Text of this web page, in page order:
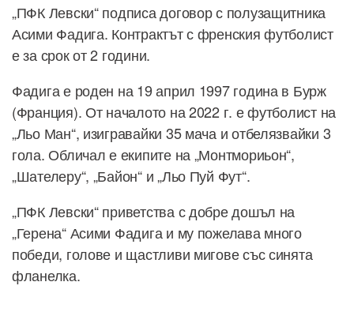
„ПФК Левски“ подписа договор с полузащитника
Асими Фадига. Контрактът с френския футболист
е за срок от 2 години.
Фадига е роден на 19 април 1997 година в Бурж
(Франция). От началото на 2022 г. е футболист на
„Льо Ман“, изигравайки 35 мача и отбелязвайки 3
гола. Обличал е екипите на „Монтмориьон“,
„Шателеру“, „Байон“ и „Льо Пуй Фут“.
„ПФК Левски“ приветства с добре дошъл на
„Герена“ Асими Фадига и му пожелава много
победи, голове и щастливи мигове със синята
фланелка.